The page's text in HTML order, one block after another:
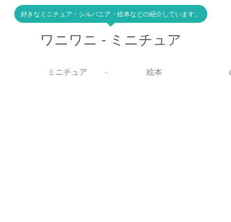
好きなミニチュア・シルバニア・絵本などの紹介しています。
ワニワニ - ミニチュア
ミニチュア 絵本